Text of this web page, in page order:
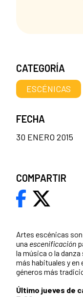
Artes escénicas
una escenificación
la música o la
más habituales y en
géneros más
Último jueves de
CATEGORÍA
ESCÉNICAS
FECHA
30 ENERO 2015
COMPARTIR